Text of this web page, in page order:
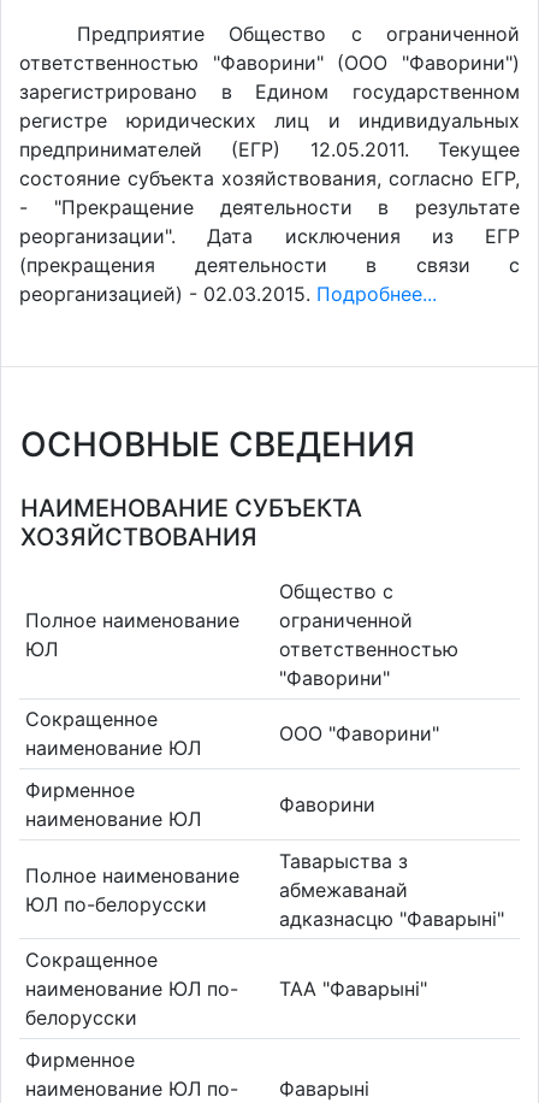
Предприятие Общество с ограниченной
ответственностью "Фаворини" (ООО "Фаворини")
зарегистрировано в Едином государственном
регистре юридических лиц и индивидуальных
предпринимателей (ЕГР) 12.05.2011. Текущее
состояние субъекта хозяйствования, согласно ЕГР,
- "Прекращение деятельности в результате
реорганизации". Дата исключения из ЕГР
(прекращения деятельности в связи с
реорганизацией) - 02.03.2015. Подробнее...
ОСНОВНЫЕ СВЕДЕНИЯ
НАИМЕНОВАНИЕ СУБЪЕКТА
ХОЗЯЙСТВОВАНИЯ
Полное наименование
ЮЛ
Общество с
ограниченной
ответственностью
"Фаворини"
Сокращенное
наименование ЮЛ
ООО "Фаворини"
Фирменное
наименование ЮЛ
Фаворини
Полное наименование
ЮЛ по-белорусски
Таварыства з
абмежаванай
адказнасцю "Фаварыні"
Сокращенное
наименование ЮЛ по-
белорусски
ТАА "Фаварыні"
Фирменное
наименование ЮЛ по-
Фаварыні